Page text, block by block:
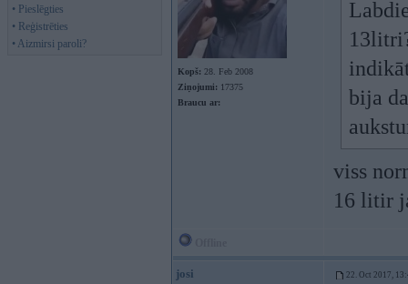
• Pieslēgties
• Reģistrēties
• Aizmirsi paroli?
Kopš: 28. Feb 2008
Ziņojumi: 17375
Braucu ar:
bija
viss
16 litir
josi 22. Oct 2017,